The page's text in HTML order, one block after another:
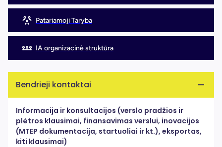
Patariamoji Taryba
IA organizacinė struktūra
Bendrieji kontaktai
Informacija ir konsultacijos (verslo pradžios ir
plėtros klausimai, finansavimas verslui, inovacijos
(MTEP dokumentacija, startuoliai ir kt.), eksportas,
kiti klausimai)